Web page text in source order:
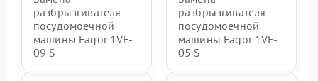
разбрызгивателя
посудомоечной
машины Fagor 1VF-
09 S
разбрызгивателя
посудомоечной
машины Fagor 1VF-
05 S